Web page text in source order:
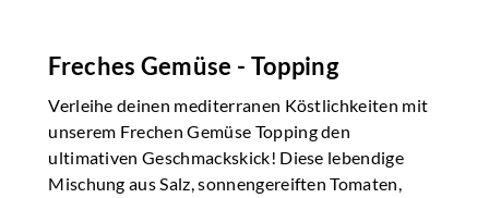
Freches Gemüse - Topping
Verleihe deinen mediterranen Köstlichkeiten mit
unserem Frechen Gemüse Topping den
ultimativen Geschmackskick! Diese lebendige
Mischung aus Salz, sonnengereiften Tomaten,